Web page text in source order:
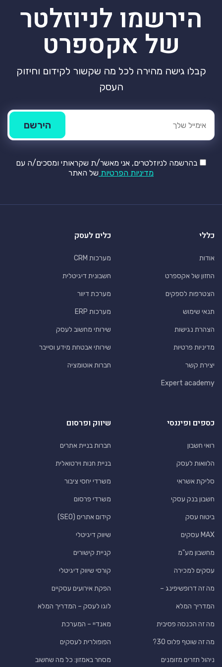
הירשמו לניוזלטר
של אקספרט
קבלו גישה מהירה לכל מה שקשור לקידום וחיזוק
העסק
בהרשמה לניוזלטרים, אני מאשר/ת שקראותי ומסכים/ה עם
מדיניות הפרטיות של האתר
כללי
אודות
החזון של אקספרט
הצטרפות לספקים
תנאי שימוש
הצהרת נגישות
מדיניות פרטיות
יצירת קשר
Expert academy
כלים לעסק
מערכות CRM
חשבונית דיגיטלית
מערכת דיוור
מערכות ERP
שירותי מחשוב לעסק
שירותי אבטחת מידע וסייבר
חברות אוטומציה
כספים ופיננסי
רואי חשבון
הלוואות לעסק
סליקת אשראי
חשבון בנק עסקי
ביטוח עסק
MAX עסקים
מחשבון מע"מ
עסקים למכירה
מה זה דרופשיפינג –
המדריך המלא
מה זה הכנסה פסיבית
מה זה שוטף פלוס 30?
ניהול תזרים מזומנים
שיווק ופרסום
חברות בניית אתרים
בניית חנות וירטואלית
משרדי יחסי ציבור
משרדי פרסום
קידום אתרים (SEO)
שיווק דיגיטלי
קניית קישורים
קורסי שיווק דיגיטלי
הפקת אירועים עסקיים
לוגו לעסק – המדריך המלא
מאנדיי – המערכת
הפופולרית לעסקים
מסחר באמזון: כל מה שחשוב